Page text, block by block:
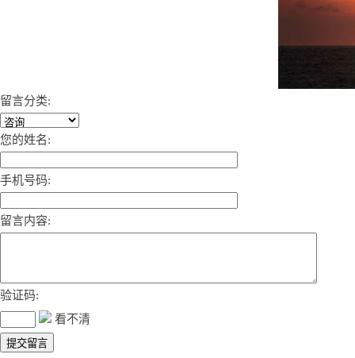
留言分类:
您的姓名:
手机号码:
留言内容:
验证码:
看不清